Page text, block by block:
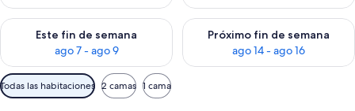
Este fin de semana
ago 7 - ago 9
Consulta la disponibilidad para este fin de semana ago 7 -
Próximo fin de semana
ago 14 - ago 16
Consulta la disponibilidad
Filtros
disponibles
Todas las habitaciones 2 camas 1 cama